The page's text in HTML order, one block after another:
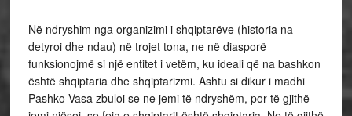
Në ndryshim nga organizimi i shqiptarëve (historia na
detyroi dhe ndau) në trojet tona, ne në diasporë
funksionojmë si një entitet i vetëm, ku ideali që na bashkon
është shqiptaria dhe shqiptarizmi. Ashtu si dikur i madhi
Pashko Vasa zbuloi se ne jemi të ndryshëm, por të gjithë